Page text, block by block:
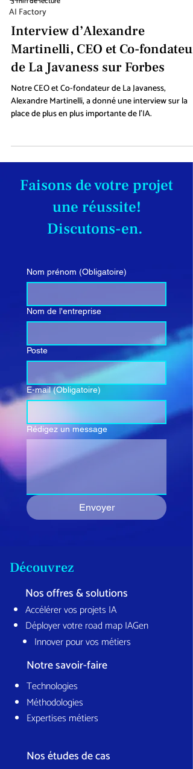
AI Factory
Interview d’Alexandre
Martinelli, CEO et Co-fondateur
de La Javaness sur Forbes
Notre CEO et Co-fondateur de La Javaness,
Alexandre Martinelli, a donné une interview sur la
place de plus en plus importante de l'IA.
Faisons de votre projet
une réussite!
Discutons-en.
Nom prénom (Obligatoire)
Nom de l'entreprise
Poste
E-mail (Obligatoire)
Rédigez un message
Envoyer
Découvrez
Nos offres & solutions
Déployer votre road map IAGen
Accélérer vos projets IA
Innover pour vos métiers
Notre savoir-faire
Technologies
Expertises métiers
Méthodologies
Nos études de cas